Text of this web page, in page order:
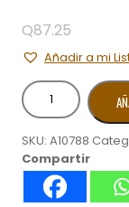
Q87.25
Añadir a mi
PISTOLA
P/PINTAR
GRAVEDAD
MINI
TOOLCRAFT
TC1837
SKU: A10788
Compartir